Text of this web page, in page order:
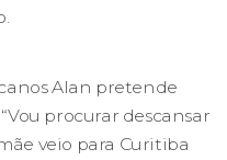
Alan pretende
procurar descansar
veio para Curitiba